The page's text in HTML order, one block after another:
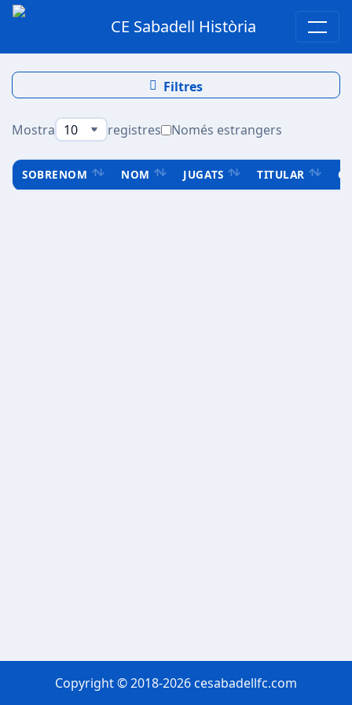
CE Sabadell Història
Filtres
Mostra registres Només estrangers
SOBRENOM NOM JUGATS TITULAR
Copyright © 2018-2026 cesabadellfc.com